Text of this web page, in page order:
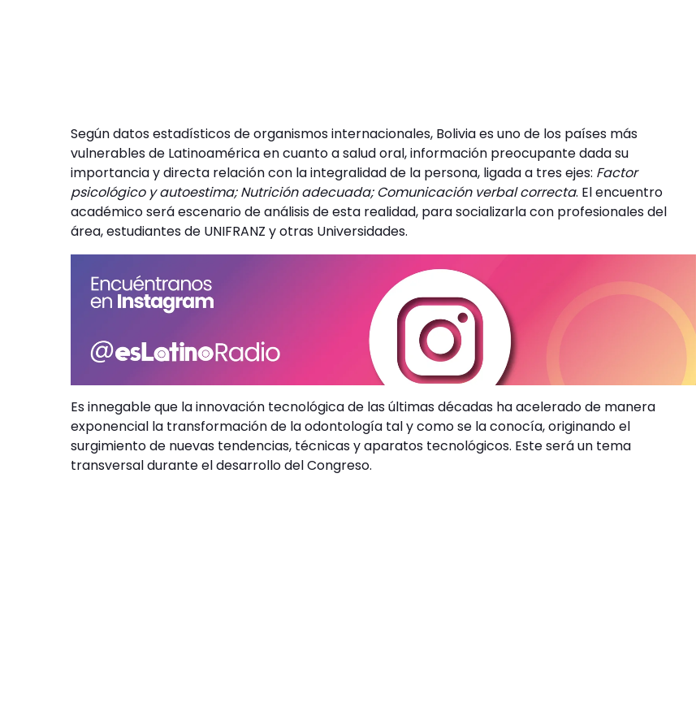
Según datos estadísticos de organismos internacionales, Bolivia es uno de los países más
vulnerables de Latinoamérica en cuanto a salud oral, información preocupante dada su
importancia y directa relación con la integralidad de la persona, ligada a tres ejes: Factor
psicológico y autoestima; Nutrición adecuada; Comunicación verbal correcta. El encuentro
académico será escenario de análisis de esta realidad, para socializarla con profesionales del
área, estudiantes de UNIFRANZ y otras Universidades.
Es innegable que la innovación tecnológica de las últimas décadas ha acelerado de manera
exponencial la transformación de la odontología tal y como se la conocía, originando el
surgimiento de nuevas tendencias, técnicas y aparatos tecnológicos. Este será un tema
transversal durante el desarrollo del Congreso.